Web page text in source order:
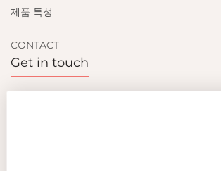
제품 특성
CONTACT
Get in touch
Contact us